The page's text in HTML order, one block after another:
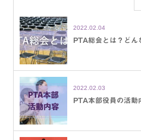
2022.02.04
PTA総会とは？ど
2022.02.03
PTA本部役員の活動